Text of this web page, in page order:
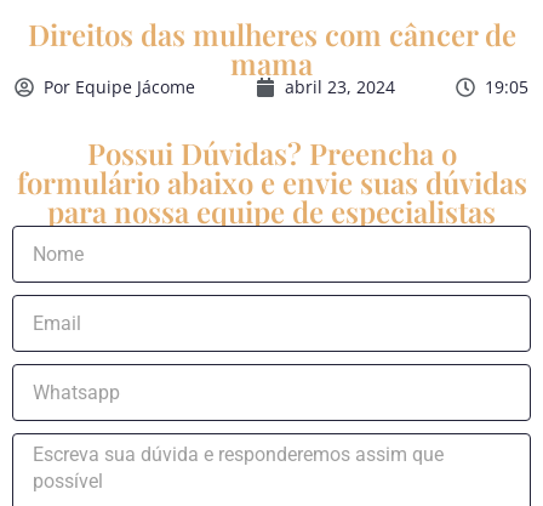
Direitos das mulheres com câncer de
mama
Por Equipe Jácome abril 23, 2024 19:05
Possui Dúvidas? Preencha o
formulário abaixo e envie suas dúvidas
para nossa equipe de especialistas